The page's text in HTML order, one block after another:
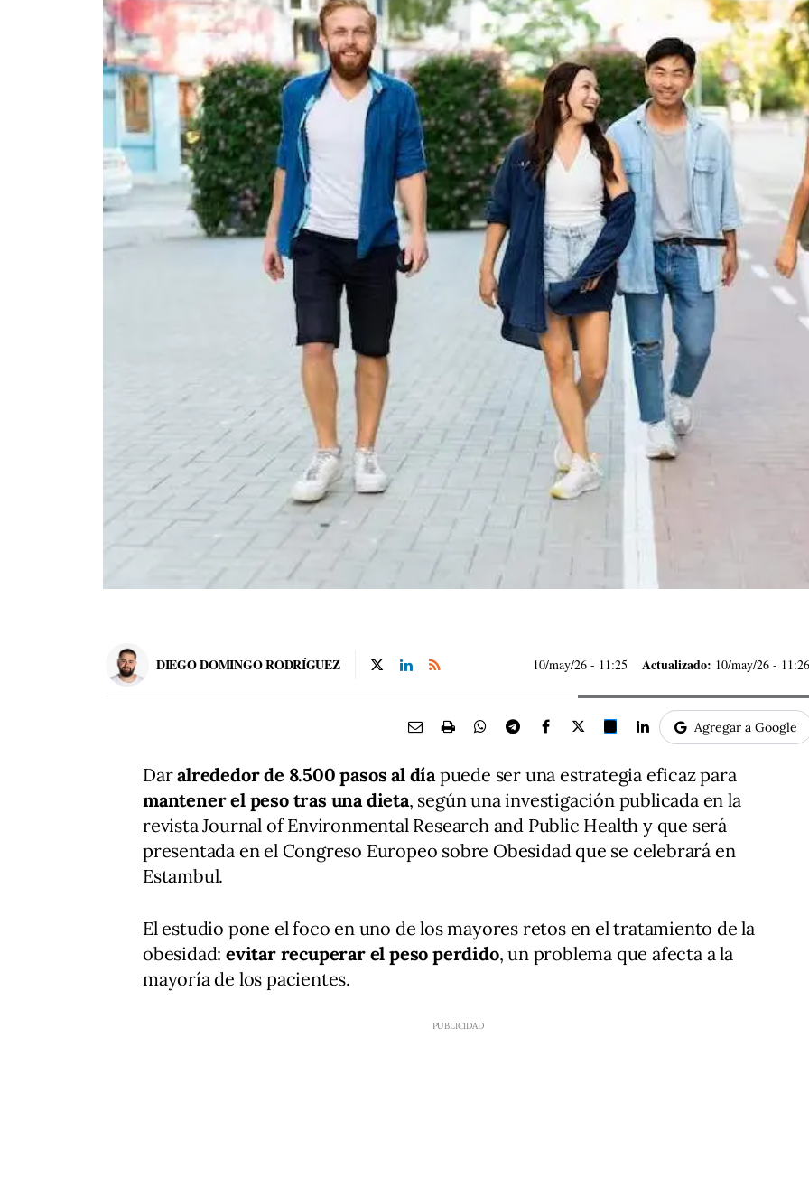
DIEGO DOMINGO RODRÍGUEZ 10/may/26 - 11:25 Actualizado: 10/may/26 - 11:26
Agregar a Google
Daralrededor de 8.500 pasos al día puede ser una estrategia eficaz para
mantener el peso tras una dieta, según una investigación publicada en la
revista Journal of Environmental Research and Public Health y que será
presentada en el Congreso Europeo sobre Obesidad que se celebrará en
Estambul.
El estudio pone el foco en uno de los mayores retos en el tratamiento de la
obesidad:evitar recuperar el peso perdido, un problema que afecta a la
mayoría de los pacientes.